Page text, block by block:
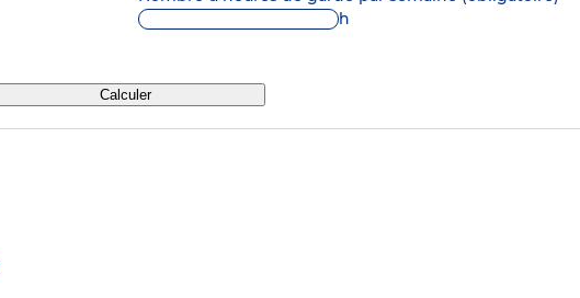
h
Calculer